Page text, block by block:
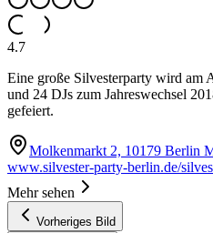
4.7
Eine große Silvesterparty wird am
und 24 DJs zum Jahreswechsel
gefeiert.
Molkenmarkt 2, 10179 Berlin
www.silvester-party-berlin.de/
Mehr sehen
Vorheriges Bild